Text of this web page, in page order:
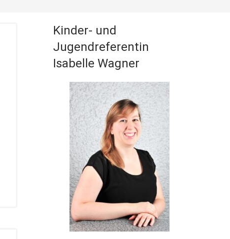
Kinder- und
Jugendreferentin
Isabelle Wagner